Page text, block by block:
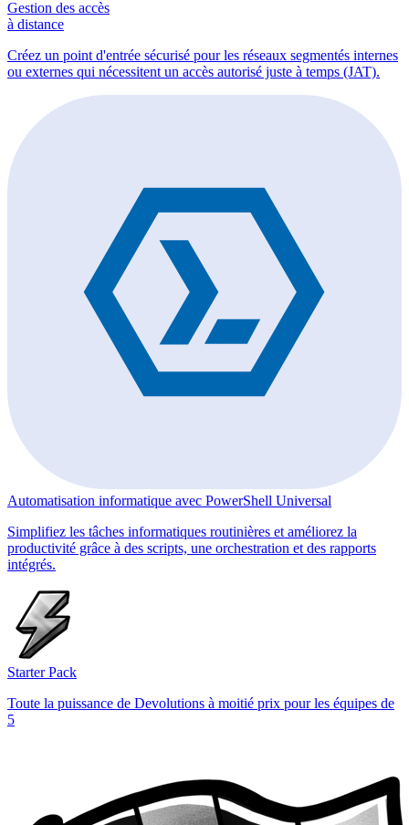
Gestion des accès
à distance
Créez un point d'entrée sécurisé pour les réseaux segmentés internes
ou externes qui nécessitent un accès autorisé juste à temps (JAT).
Automatisation informatique avec PowerShell Universal
Simplifiez les tâches informatiques routinières et améliorez la
productivité grâce à des scripts, une orchestration et des rapports
intégrés.
Starter Pack
Toute la puissance de Devolutions à moitié prix pour les équipes de
5